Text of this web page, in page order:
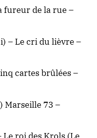
fureur de la rue –
– Le cri du lièvre –
cartes brûlées –
Marseille 73 –